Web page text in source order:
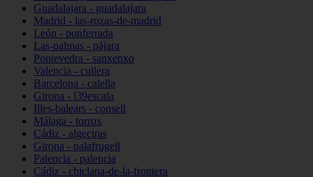
Guadalajara - guadalajara
Madrid - las-rozas-de-madrid
León - ponferrada
Las-palmas - pájara
Pontevedra - sanxenxo
Valencia - cullera
Barcelona - calella
Girona - l39escala
Illes-balears - consell
Málaga - torrox
Cádiz - algeciras
Girona - palafrugell
Palencia - palencia
Cádiz - chiclana-de-la-frontera